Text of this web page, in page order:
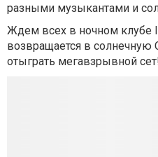
разными музыкантами и
Ждем всех в ночном клубе
возвращается в солнечную
отыграть мегавзрывной